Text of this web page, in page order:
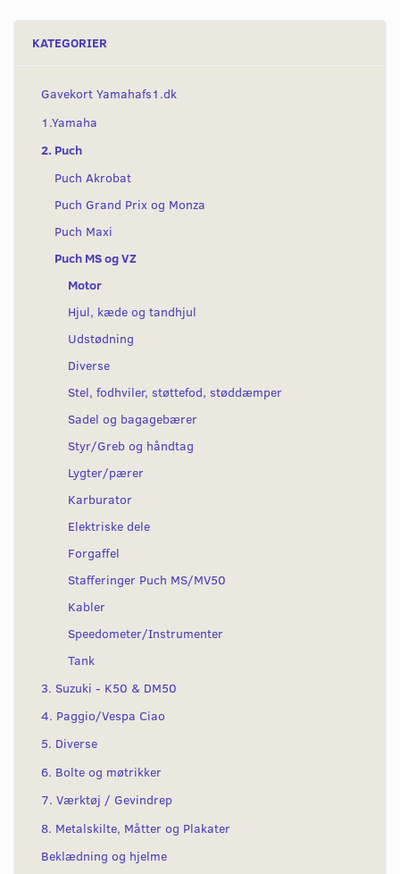
KATEGORIER
Gavekort Yamahafs1.dk
1.Yamaha
2. Puch
Puch Akrobat
Puch Grand Prix og Monza
Puch Maxi
Puch MS og VZ
Motor
Hjul, kæde og tandhjul
Udstødning
Diverse
Stel, fodhviler, støttefod, støddæmper
Sadel og bagagebærer
Styr/Greb og håndtag
Lygter/pærer
Karburator
Elektriske dele
Forgaffel
Stafferinger Puch MS/MV50
Kabler
Speedometer/Instrumenter
Tank
3. Suzuki - K50 & DM50
4. Paggio/Vespa Ciao
5. Diverse
6. Bolte og møtrikker
7. Værktøj / Gevindrep
8. Metalskilte, Måtter og Plakater
Beklædning og hjelme